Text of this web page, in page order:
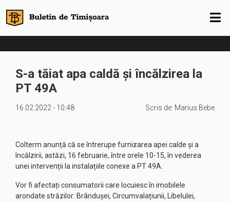
S-a tăiat apa caldă și încălzirea la
PT 49A
16.02.2022 - 10:48 Scris de: Marius Bebe
Colterm anunță că se întrerupe furnizarea apei calde și a
încălzirii, astăzi, 16 februarie, între orele 10-15, în vederea
unei intervenții la instalațiile conexe a PT 49A.
Vor fi afectați consumatorii care locuiesc în imobilele
arondate străzilor: Brândușei, Circumvalațiunii, Libelulei,